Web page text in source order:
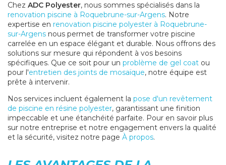
Chez ADC Polyester, nous sommes spécialisés dans la
renovation piscine à Roquebrune-sur-Argens. Notre
expertise en renovation piscine polyester à Roquebrune-
sur-Argens nous permet de transformer votre piscine
carrelée en un espace élégant et durable. Nous offrons des
solutions sur mesure qui répondent à vos besoins
spécifiques. Que ce soit pour un problème de gel coat ou
pour l'entretien des joints de mosaïque, notre équipe est
prête à intervenir.
Nos services incluent également la pose d'un revêtement
de piscine en résine polyester, garantissant une finition
impeccable et une étanchéité parfaite. Pour en savoir plus
sur notre entreprise et notre engagement envers la qualité
et la sécurité, visitez notre page À propos.